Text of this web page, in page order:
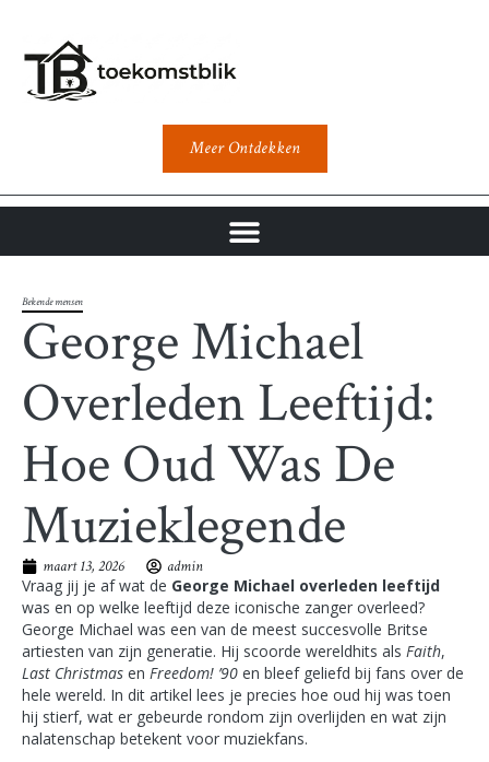
Meer Ontdekken
Bekende mensen
George Michael
Overleden Leeftijd:
Hoe Oud Was De
Muzieklegende
maart 13, 2026 admin
Vraag jij je af wat de George Michael overleden leeftijd
was en op welke leeftijd deze iconische zanger overleed?
George Michael was een van de meest succesvolle Britse
artiesten van zijn generatie. Hij scoorde wereldhits als Faith,
Last Christmas en Freedom! ’90 en bleef geliefd bij fans over de
hele wereld. In dit artikel lees je precies hoe oud hij was toen
hij stierf, wat er gebeurde rondom zijn overlijden en wat zijn
nalatenschap betekent voor muziekfans.